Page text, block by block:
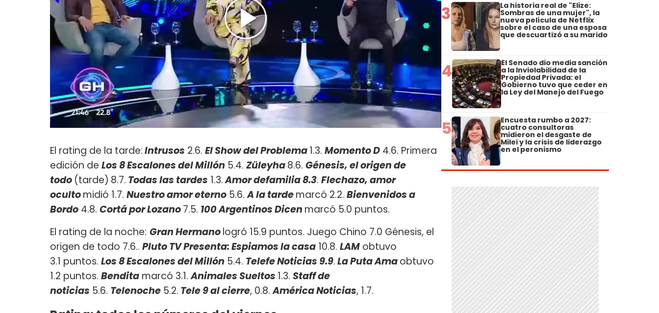
El rating de la tarde:Intrusos 2.6. El Show del Problema1.3. Momento D 4.6. Primera
edición de Los 8 Escalones del Millón 5.4. Züleyha8.6. Génesis, el origen de
todo (tarde) 8.7. Todas las tardes 1.3.Amor defamilia 8.3. Flechazo, amor
ocultomidió 1.7. Nuestro amor eterno 5.6.A la tardemarcó 2.2. Bienvenidos a
Bordo 4.8. Cortá por Lozano7.5. 100 Argentinos Dicen marcó 5.0 puntos.
El rating de la noche: Gran Hermanologró 15.9 puntos. Juego Chino 7.0 Génesis, el
origen de todo 7.6.. Pluto TV Presenta: Espiamos la casa 10.8. LAM obtuvo
3.1 puntos. Los 8 Escalones del Millón 5.4. Telefe Noticias 9.9.La Puta Amaobtuvo
1.2 puntos. Bendita marcó 3.1.Animales Sueltos 1.3. Staff de
noticias 5.6. Telenoche 5.2. Tele 9 al cierre, 0.8.América Noticias, 1.7.
3 La historia real de "Elize:
Sombras de una mujer", la
nueva película de Netflix
sobre el caso de una esposa
que descuartizó a su marido
4 El Senado dio media sanción
a la Inviolabilidad de la
Propiedad Privada: el
Gobierno tuvo que ceder en
la Ley del Manejo del Fuego
5 Encuesta rumbo a 2027:
cuatro consultoras
midieron el desgaste de
Milei y la crisis de liderazgo
en el peronismo